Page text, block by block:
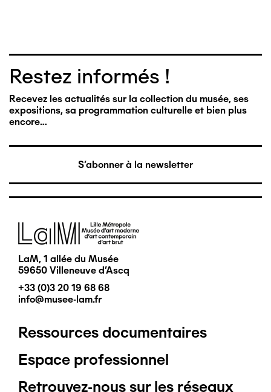
Restez informés !
Recevez les actualités sur la collection du musée, ses
expositions, sa programmation culturelle et bien plus
encore…
S'abonner à la newsletter
Image
LaM, 1 allée du Musée
59650 Villeneuve d'Ascq
+33 (0)3 20 19 68 68
info@musee-lam.fr
Pied
de
Ressources documentaires
Espace professionnel
Retrouvez-nous sur les réseaux